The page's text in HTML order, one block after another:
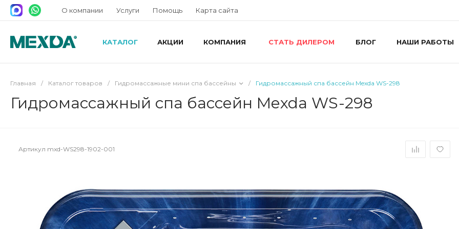
О компании Услуги Помощь Карта сайта
КАТАЛОГ АКЦИИ КОМПАНИЯ СТАТЬ ДИЛЕРОМ БЛОГ НАШИ РАБОТЫ
Главная / Каталог товаров / Гидромассажные мини спа бассейны / Гидромассажный спа бассейн Mexda WS-298
Гидромассажный спа бассейн Mexda WS-298
Артикул mxd-WS298-1902-001